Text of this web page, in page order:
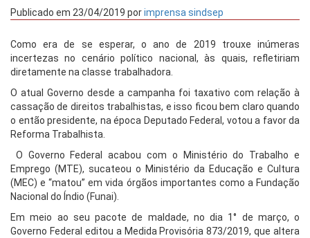
Publicado em 23/04/2019 porimprensa sindsep
Como era de se esperar, o ano de 2019 trouxe inúmeras
incertezas no cenário político nacional, às quais, refletiriam
diretamente na classe trabalhadora.
O atual Governo desde a campanha foi taxativo com relação à
cassação de direitos trabalhistas, e isso ficou bem claro quando
o então presidente, na época Deputado Federal, votou a favor da
Reforma Trabalhista.
O Governo Federal acabou com o Ministério do Trabalho e
Emprego (MTE), sucateou o Ministério da Educação e Cultura
(MEC) e “matou” em vida órgãos importantes como a Fundação
Nacional do Índio (Funai).
Em meio ao seu pacote de maldade, no dia 1° de março, o
Governo Federal editou a Medida Provisória 873/2019, que altera